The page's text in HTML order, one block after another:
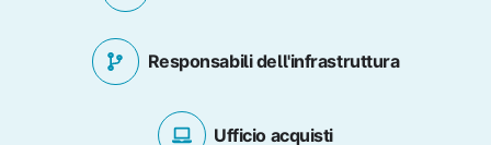
Responsabili dell'infrastruttura
Ufficio acquisti